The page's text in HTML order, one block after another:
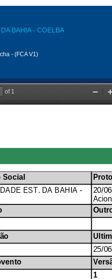
BAHIA - COELBA
- (FCA V1)